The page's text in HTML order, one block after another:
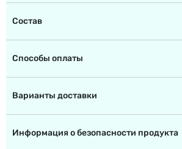
Состав
Способы оплаты
Варианты доставки
Информация о безопасности продукта